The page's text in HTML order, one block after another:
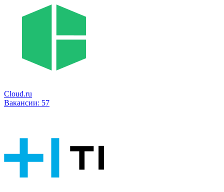
Cloud.ru
Вакансии: 57